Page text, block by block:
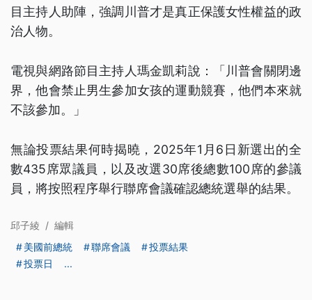
目主持人助陣，強調川普才是真正保護女性權益的政
治人物。
電視與網路節目主持人瑪金凱莉說：「川普會關閉邊
界，他會禁止男生參加女孩的運動競賽，他們本來就
不該參加。」
無論投票結果何時揭曉，2025年1月6日新選出的全
數435席眾議員，以及改選30席後總數100席的參議
員，將按照程序舉行聯席會議確認總統選舉的結果。
邱子綾 / 編輯
美國前總統
聯席會議
投票結果
投票日
...